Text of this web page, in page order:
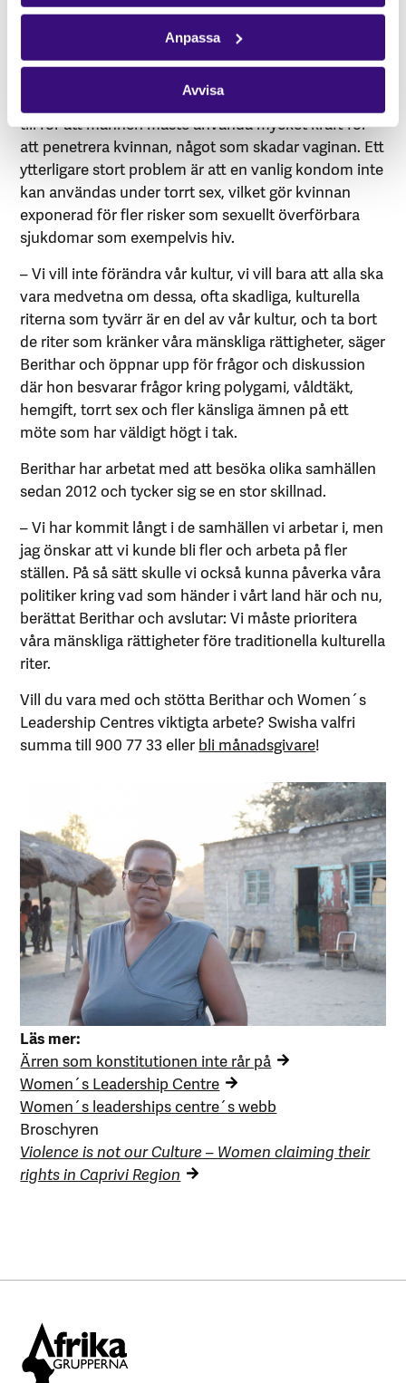
Anpassa
Avvisa
För att kunna genomföra Kuomisa busali – torrt sex
är det vanligt att torka ut vaginan med exempelvis
örter, stenar, kemikalier eller bitar av tyg, något som
gör sex smärtsamt för kvinnan. Det går ofta våldsamt
till för att mannen måste använda mycket kraft för
att penetrera kvinnan, något som skadar vaginan. Ett
ytterligare stort problem är att en vanlig kondom inte
kan användas under torrt sex, vilket gör kvinnan
exponerad för fler risker som sexuellt överförbara
sjukdomar som exempelvis hiv.
– Vi vill inte förändra vår kultur, vi vill bara att alla ska
vara medvetna om dessa, ofta skadliga, kulturella
riterna som tyvärr är en del av vår kultur, och ta bort
de riter som kränker våra mänskliga rättigheter, säger
Berithar och öppnar upp för frågor och diskussion
där hon besvarar frågor kring polygami, våldtäkt,
hemgift, torrt sex och fler känsliga ämnen på ett
möte som har väldigt högt i tak.
Berithar har arbetat med att besöka olika samhällen
sedan 2012 och tycker sig se en stor skillnad.
– Vi har kommit långt i de samhällen vi arbetar i, men
jag önskar att vi kunde bli fler och arbeta på fler
ställen. På så sätt skulle vi också kunna påverka våra
politiker kring vad som händer i vårt land här och nu,
berättat Berithar och avslutar: Vi måste prioritera
våra mänskliga rättigheter före traditionella kulturella
riter.
Vill du vara med och stötta Berithar och Women´s
Leadership Centres viktigta arbete? Swisha valfri
summa till 900 77 33 eller bli månadsgivare!
Läs mer:
Ärren som konstitutionen inte rår på
Women´s Leadership Centre
Women´s leaderships centre´s webb
Broschyren
Violence is not our Culture – Women claiming their
rights in Caprivi Region